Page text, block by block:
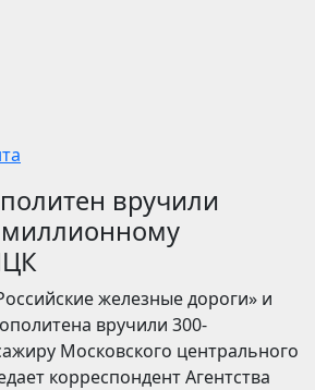
вручили
миллионному
железные дороги» и
вручили 300-
Московского центрального
корреспондент Агентства